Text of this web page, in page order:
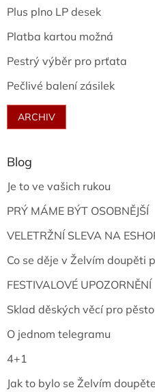
Plus plno LP desek
Platba kartou možná
Pestrý výběr pro prťata
Pečlivé balení zásilek
ARCHIV
Blog
Je to ve vašich rukou
PRÝ MÁME BÝT OSOBNĚJŠÍ
VELETRŽNÍ SLEVA NA
Co se děje v Želvím doupěti
FESTIVALOVÉ UPOZORNĚNÍ
Sklad děských věcí pro
O jednom telegramu
4+1
Jak to bylo se Želvím